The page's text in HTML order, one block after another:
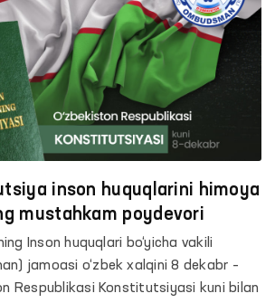
o‘rganildi.
inson huquqlarini himoya
mustahkam poydevori
Inson huquqlari bo‘yicha vakili
jamoasi o‘zbek xalqini 8 dekabr –
Respublikasi Konstitutsiyasi kuni bilan